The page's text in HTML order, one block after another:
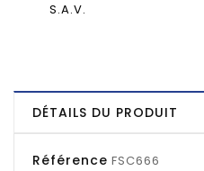
S.A.V.
DÉTAILS DU PRODUIT
Référence FSC666